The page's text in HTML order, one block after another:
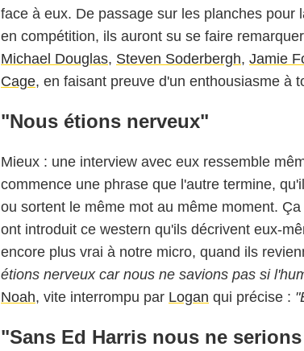
face à eux. De passage sur les planches pour
en compétition, ils auront su se faire
Michael Douglas, Steven Soderbergh, Jamie
Cage, en faisant preuve d'un enthousiasme à
"Nous étions nerveux"
Mieux : une interview avec eux ressemble
commence une phrase que l'autre termine,
ou sortent le même mot au même moment.
ont introduit ce western qu'ils décrivent eux-
encore plus vrai à notre micro, quand ils
étions nerveux car nous ne savions pas si
Noah, vite interrompu par Logan qui précise :
"Sans Ed Harris nous ne